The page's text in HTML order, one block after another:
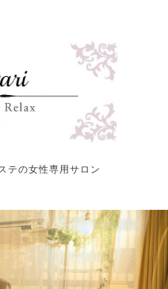
テの女性専用サロン